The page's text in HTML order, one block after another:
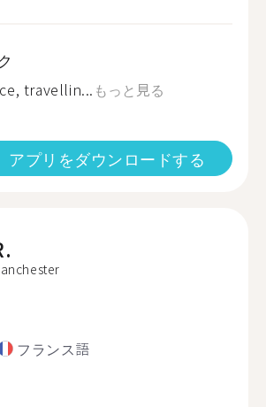
travellin... もっと見る
アプリをダウンロードする
フランス語